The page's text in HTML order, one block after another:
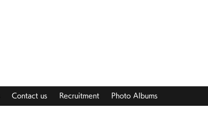
Contact us Recruitment Photo Albums